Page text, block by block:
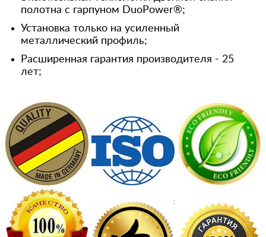
полотна с гарпуном DuoPower®;
Установка только на усиленный
металлический профиль;
Расширенная гарантия производителя - 25
лет;